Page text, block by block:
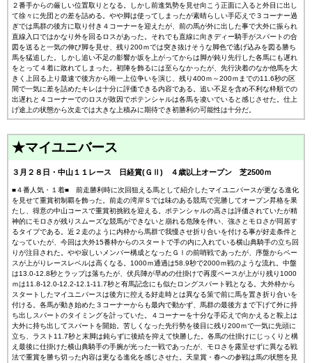
２番手からの厳しい位置取りとなる。しかし前進気勢を見せ向こう正面に入ると外目に出し
て徐々に先団との差を詰める。やや脚は使ってしまったが素晴らしい手応えで３コーナー過
ぎでは馬群の後方に取り付き４コーナーを迎えたが、前の馬が外に出した事で大外に振られ
直線入口ではかなり外を回るロスがあった。それでも直線に向きディー騎手がスパートの合
図を送ると一気の伸び脚を見せ、残り200ｍでは突き抜けそうな脚色で逃げ込みを図る勝ち
馬を猛追した。しかし追い不足の影響か坂を上がってからは脚が鈍り先行した各馬にも遅れ
をとって４着に敗れてしまった。初陣を飾るには至らなかったが、先行決着のなか他馬を大
きく上回る上り最速で後方から唯一上位争いを演じ、残り400ｍ～200ｍまでの11.6秒の区
間で一気に差を詰めたキレは十分に評価できる内容である。追い不足を含め不利な枠順での
出遅れと４コーナーでのロスが敗因でポテンシャルは各馬を凌いでいると感じさせた。仕上
げ途上の状態から次走では大きな上積みに期待でき初勝利の可能性は十分だ。
★マイユニバース
３月２８日・中山１１レース 日経賞(ＧⅡ) ４歳以上オープン 芝2500ｍ
■４番人気・１着■ 前走勝利時に次回狙える馬として紹介したマイユニバースが更なる進化
を見せて重賞初制覇を飾った。前走の湾岸Ｓでは味のある競馬で完勝してオープン昇格を果
たし、得意の中山コースで重賞初挑戦を迎える。ポテンシャルの高さは評価されていたが精
神的にモロさが残りスムーズな競馬ができないと崩れる危険を伴い、強さとモロさが同居す
るタイプである。近２走のように内枠から馬群で我慢させ折り合いを付ける事が好走条件と
なっていたが、今回は大外15番枠からのスタートで手の内に入れている横山典騎手の立ち回
りが注目された。やや寂しいメンバー構成となったＧⅠの前哨戦であったが、序盤からペー
スが上がりレースレベルは高くなる。1000ｍ通過は58.9秒で2000ｍ戦のような流れ。中盤
は13.0-12.8秒とラップは落ちたが、伏兵陣が早めの仕掛けで再度ペースが上がり残り1000
ｍは11.8-12.0-12.2-12.1-11.7秒と有馬記念にも似たロングスパート戦となる。大外枠から
スタートしたマイユニバースは後方に控える好走時とは異なる策で前に馬を置き折り合いを
付ける。各馬が動き始めた３コーナーからも最内で動かず、馬群の最後方まで下げて外に持
ち出しスパートのタイミングを計っていた。４コーナーを十分な手応えで向かえると鞍上は
大外に持ち出してスパートを開始。苦しくなった先行勢を後目に残り200ｍで一気に先頭に
立ち、ラスト11.7秒と末脚は鈍らずに後続を抑えて快勝した。各馬の仕掛けにじっくりと構
え最後に仕掛けた横山典騎手の手腕が光った一戦であったが、モロさを露呈せずに異なる戦
法で重賞を勝ち切った内容は更なる進化を感じさせた。天皇賞・春への参戦は馬の状態を見